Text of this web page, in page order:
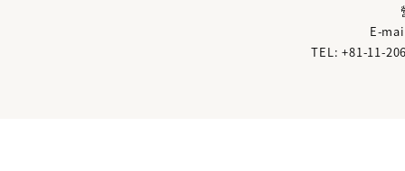
E-
TEL: +81-11-